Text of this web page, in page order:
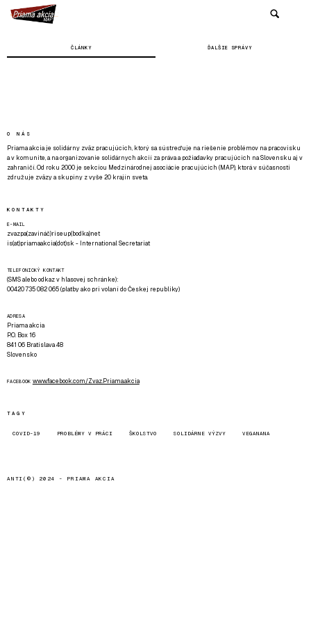
ČLÁNKY ĎALŠIE SPRÁVY
O NÁS
Priama akcia je solidárny zväz pracujúcich, ktorý sa sústreďuje na riešenie problémov na pracovisku
a v komunite, a na organizovanie solidárnych akcií za práva a požiadavky pracujúcich na Slovensku aj v
zahraničí. Od roku 2000 je sekciou Medzinárodnej asociácie pracujúcich (MAP), ktorá v súčasnosti
združuje zväzy a skupiny z vyše 20 krajín sveta.
KONTAKTY
E-MAIL
zvazpa(zavináč)riseup(bodka)net
is(at)priamaakcia(dot)sk - International Secretariat
TELEFONICKÝ KONTAKT
(SMS alebo odkaz v hlasovej schránke):
00420 735 082 065 (platby ako pri volaní do Českej republiky)
ADRESA
Priama akcia
P.O. Box 16
841 06 Bratislava 48
Slovensko
FACEBOOK www.facebook.com/Zvaz.Priama.akcia
TAGY
COVID-19 PROBLÉMY V PRÁCI ŠKOLSTVO SOLIDÁRNE VÝZVY VEGANANA
ANTI(©) 2024 - PRIAMA AKCIA